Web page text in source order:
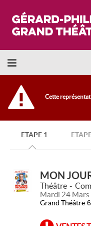
Accueil
officiel
Cette
ETAPE 1
MON
Théâtre
Mardi 24
Grand Théâtre